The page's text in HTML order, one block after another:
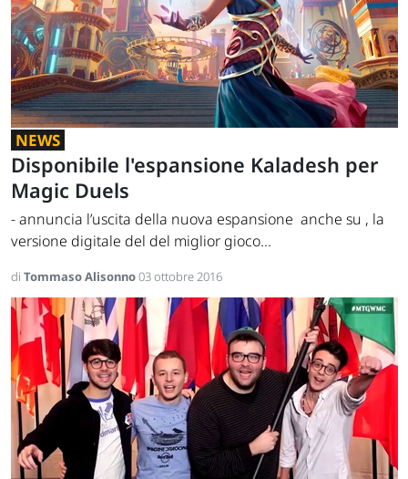
NEWS
Disponibile l'espansione Kaladesh per
Magic Duels
- annuncia l’uscita della nuova espansione anche su , la
versione digitale del del miglior gioco...
di Tommaso Alisonno03 ottobre 2016